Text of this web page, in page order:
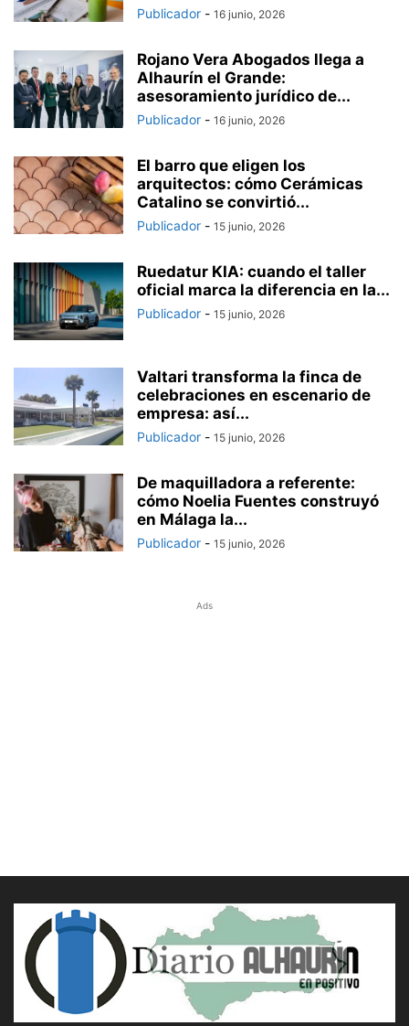
Publicador - 16 junio, 2026
Rojano Vera Abogados llega a
Alhaurín el Grande:
asesoramiento jurídico de...
Publicador - 16 junio, 2026
El barro que eligen los
arquitectos: cómo Cerámicas
Catalino se convirtió...
Publicador - 15 junio, 2026
Ruedatur KIA: cuando el taller
oficial marca la diferencia en la...
Publicador - 15 junio, 2026
Valtari transforma la finca de
celebraciones en escenario de
empresa: así...
Publicador - 15 junio, 2026
De maquilladora a referente:
cómo Noelia Fuentes construyó
en Málaga la...
Publicador - 15 junio, 2026
Ads